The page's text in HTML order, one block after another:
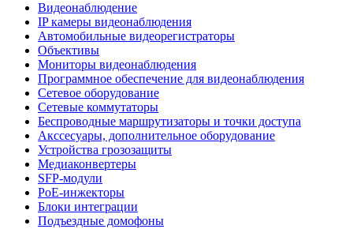
Видеонаблюдение
IP камеры видеонаблюдения
Автомобильные видеорегистраторы
Объективы
Мониторы видеонаблюдения
Программное обеспечение для видеонаблюдения
Сетевое оборудование
Сетевые коммутаторы
Беспроводные маршрутизаторы и точки доступа
Акссесуары, дополнительное оборудование
Устройства грозозащиты
Медиаконвертеры
SFP-модули
РоЕ-инжекторы
Блоки интеграции
Подъездные домофоны